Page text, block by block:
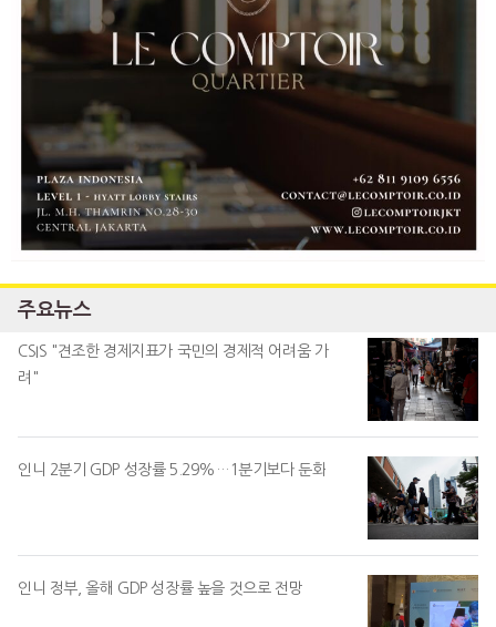
주요뉴스
CSIS "견조한 경제지표가 국민의 경제적 어려움 가
려"
인니 2분기 GDP 성장률 5.29%…1분기보다 둔화
인니 정부, 올해 GDP 성장률 높을 것으로 전망